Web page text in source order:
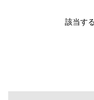
該当す